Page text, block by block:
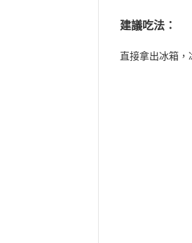
建議吃法：
直接拿出冰箱，